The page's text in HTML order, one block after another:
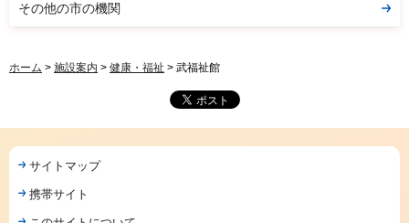
その他の市の機関
ホーム > 施設案内 > 健康・福祉 > 武福祉館
サイトマップ
携帯サイト